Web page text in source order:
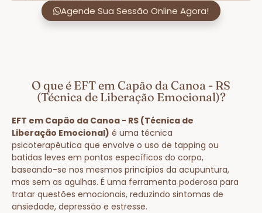
Agende Sua Sessão Online Agora!
O que é EFT em Capão da Canoa - RS
(Técnica de Liberação Emocional)?
EFT em Capão da Canoa - RS (Técnica de
Liberação Emocional) é uma técnica
psicoterapêutica que envolve o uso de tapping ou
batidas leves em pontos específicos do corpo,
baseando-se nos mesmos princípios da acupuntura,
mas sem as agulhas. É uma ferramenta poderosa para
tratar questões emocionais, reduzindo sintomas de
ansiedade, depressão e estresse.